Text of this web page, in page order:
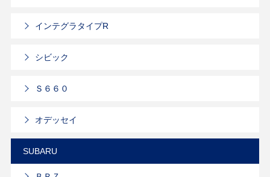
インテグラタイプR
シビック
Ｓ６６０
オデッセイ
SUBARU